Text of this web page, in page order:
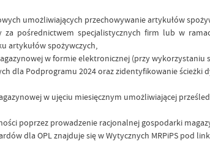
umożliwiających przechowywanie artykułów
pośrednictwem specjalistycznych firm lub w
artykułów spożywczych,
w formie elektronicznej (przy
dla Podprogramu 2024 oraz zidentyfikowanie ścieżki
w ujęciu miesięcznym umożliwiającej
poprzez prowadzenie racjonalnej gospodarki
dla OPL znajduje się w Wytycznych MRPiPS pod